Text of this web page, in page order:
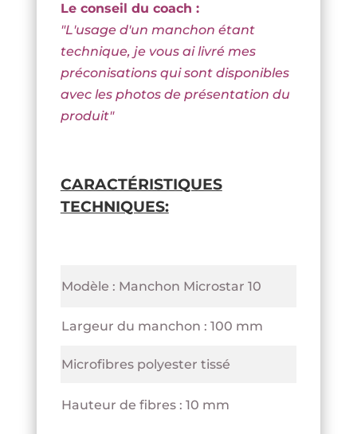
Le conseil du coach :
"L'usage d'un manchon étant
technique, je vous ai livré mes
préconisations qui sont disponibles
avec les photos de présentation du
produit"
CARACTÉRISTIQUES
TECHNIQUES:
Modèle : Manchon Microstar 10
Largeur du manchon : 100 mm
Microfibres polyester tissé
Hauteur de fibres : 10 mm